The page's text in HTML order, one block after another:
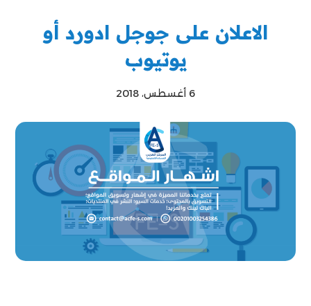
الاعلان على جوجل ادورد أو
يوتيوب
6 أغسطس، 2018